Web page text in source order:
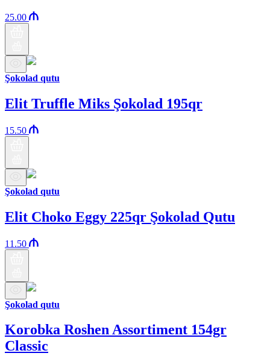
25.00
Şokolad qutu
Elit Truffle Miks Şokolad 195qr
15.50
Şokolad qutu
Elit Choko Eggy 225qr Şokolad Qutu
11.50
Şokolad qutu
Korobka Roshen Assortiment 154gr
Classic